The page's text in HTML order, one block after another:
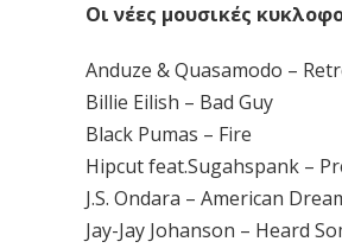
Οι νέες μουσικές
Anduze & Quasamodo –
Billie Eilish – Bad Guy
Black Pumas – Fire
Hipcut feat.Sugahspank –
J.S. Ondara – American
Jay-Jay Johanson – Heard